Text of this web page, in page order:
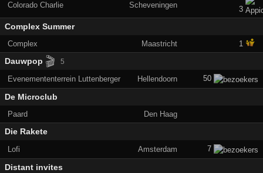
Colorado Charlie Scheveningen 3
Complex Summer
Complex Maastricht 1
Dauwpop 🎬 5
Evenemententerrein Luttenberger Hellendoorn 50
De Microclub
Paard Den Haag
Die Rakete
Lofi Amsterdam 7
Distant invites